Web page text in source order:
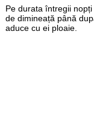
Pe durata întregii
de dimineață până
aduce cu ei ploaie.